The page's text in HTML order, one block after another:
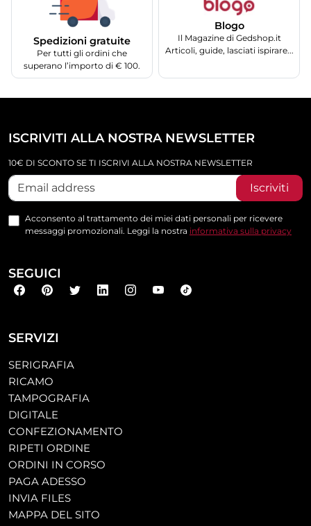
Spedizioni gratuite
Per tutti gli ordini che
superano l’importo di € 100.
Blogo
Il Magazine di Gedshop.it
Articoli, guide, lasciati ispirare...
SERVIZI
SERIGRAFIA
RICAMO
TAMPOGRAFIA
DIGITALE
CONFEZIONAMENTO
RIPETI ORDINE
ORDINI IN CORSO
PAGA ADESSO
INVIA FILES
MAPPA DEL SITO
ISCRIVITI ALLA NOSTRA NEWSLETTER
10€ DI SCONTO SE TI ISCRIVI ALLA NOSTRA NEWSLETTER
Iscriviti
Acconsento al trattamento dei miei dati personali per ricevere
messaggi promozionali. Leggi la nostra informativa sulla privacy
SEGUICI